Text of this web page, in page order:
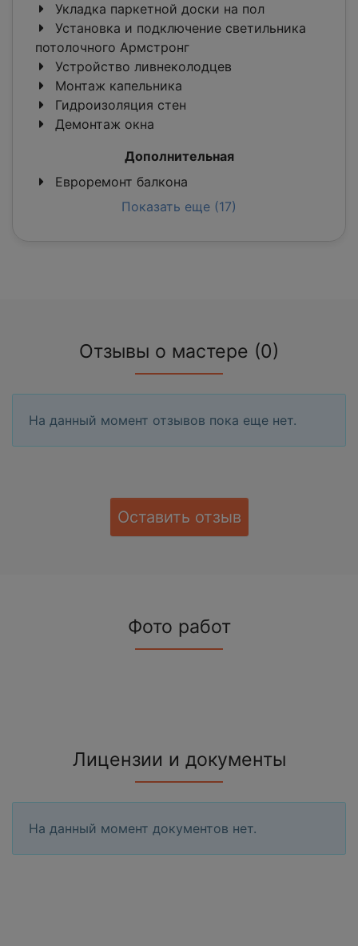
Укладка паркетной доски на пол
Установка и подключение светильника
потолочного Армстронг
Устройство ливнеколодцев
Монтаж капельника
Гидроизоляция стен
Демонтаж окна
Дополнительная
Евроремонт балкона
Показать еще (17)
Отзывы о мастере (0)
На данный момент отзывов пока еще нет.
Оставить отзыв
Фото работ
Лицензии и документы
На данный момент документов нет.